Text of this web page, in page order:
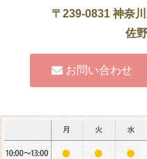
〒239-0831 神奈
佐
お問い合わせ